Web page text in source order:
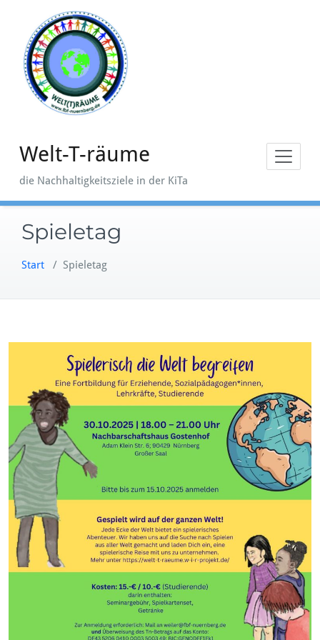
springen
Welt-T-räume
die Nachhaltigkeitsziele in der KiTa
Spieletag
Start / Spieletag